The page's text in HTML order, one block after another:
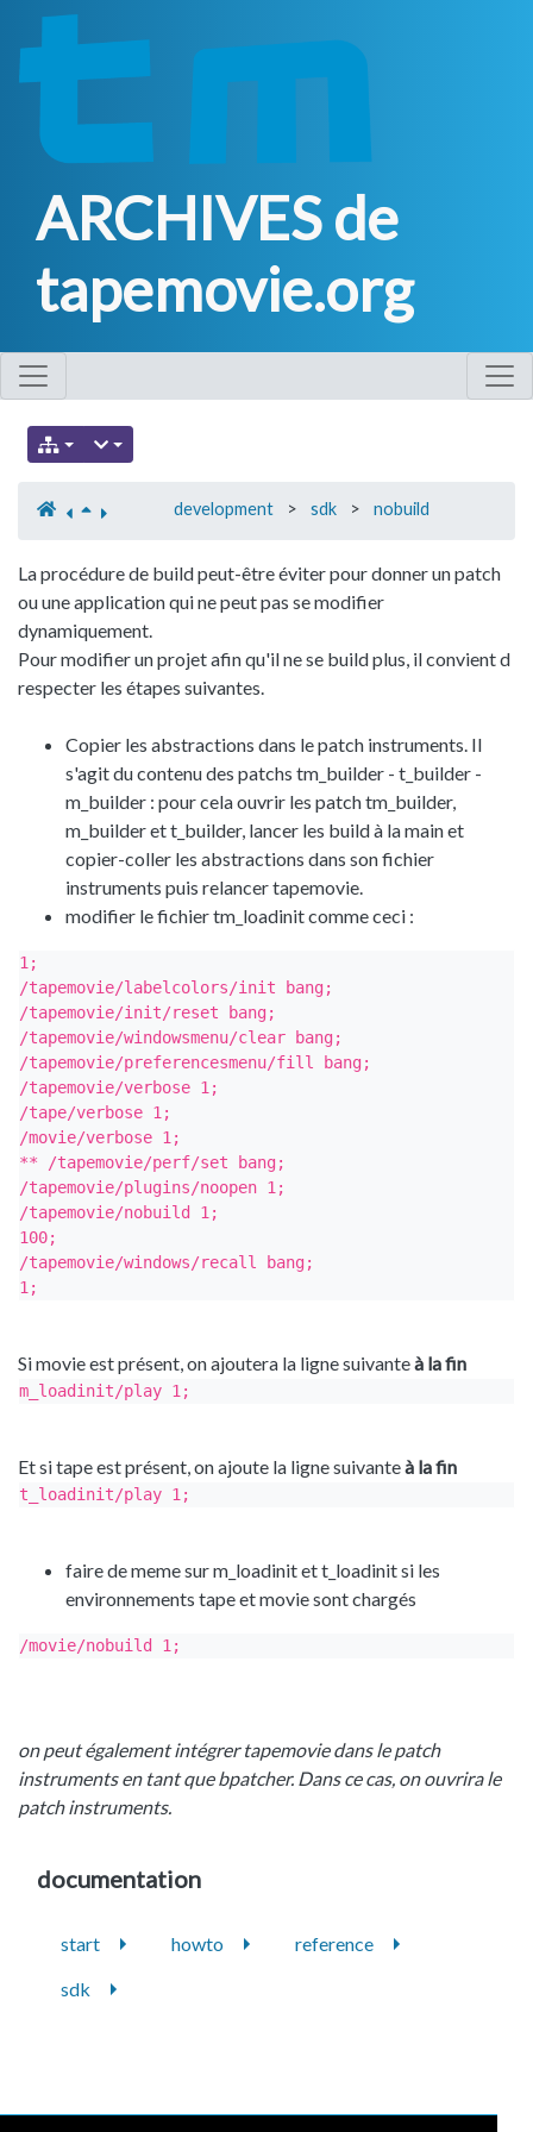
ARCHIVES de
tapemovie.org
development > sdk > nobuild
La procédure de build peut-être éviter pour donner un patch
ou une application qui ne peut pas se modifier
dynamiquement.
Pour modifier un projet afin qu'il ne se build plus, il convient d
respecter les étapes suivantes.
Copier les abstractions dans le patch instruments. Il
s'agit du contenu des patchs tm_builder - t_builder -
m_builder : pour cela ouvrir les patch tm_builder,
m_builder et t_builder, lancer les build à la main et
copier-coller les abstractions dans son fichier
instruments puis relancer tapemovie.
modifier le fichier tm_loadinit comme ceci :
1;
/tapemovie/labelcolors/init bang;
/tapemovie/init/reset bang;
/tapemovie/windowsmenu/clear bang;
/tapemovie/preferencesmenu/fill bang;
/tapemovie/verbose 1;
/tape/verbose 1;
/movie/verbose 1;
** /tapemovie/perf/set bang;
/tapemovie/plugins/noopen 1;
/tapemovie/nobuild 1;
100;
/tapemovie/windows/recall bang;
1;
Si movie est présent, on ajoutera la ligne suivanteà la fin
m_loadinit/play 1;
Et si tape est présent, on ajoute la ligne suivanteà la fin
t_loadinit/play 1;
faire de meme sur m_loadinit et t_loadinit si les
environnements tape et movie sont chargés
/movie/nobuild 1;
on peut également intégrer tapemovie dans le patch
instruments en tant que bpatcher. Dans ce cas, on ouvrira le
patch instruments.
documentation
start howto
reference
sdk